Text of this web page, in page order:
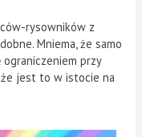
rysowników z
Mniema, że samo
przy
jest to w istocie na